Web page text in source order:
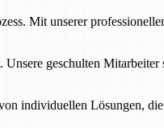
Mit unserer
geschulten Mitarbeiter
individuellen Lösungen,